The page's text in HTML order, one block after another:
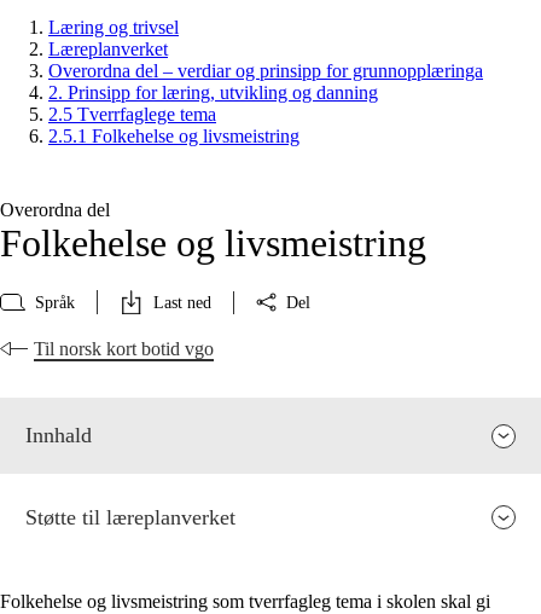
Læring og trivsel
Læreplanverket
Overordna del – verdiar og prinsipp for grunnopplæringa
2. Prinsipp for læring, utvikling og danning
2.5 Tverrfaglege tema
2.5.1 Folkehelse og livsmeistring
Overordna del
Folkehelse og livsmeistring
Språk Last ned Del
Til norsk kort botid vgo
Innhald
Støtte til læreplanverket
Folkehelse og livsmeistring som tverrfagleg tema i skolen skal gi